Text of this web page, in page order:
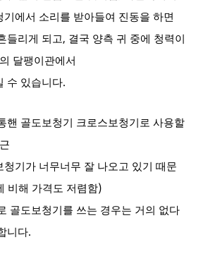
기에서 소리를 받아들여 진동을 하면
들리게 되고, 결국 양측 귀 중에 청력이
달팽이관에서
수 있습니다.
핸 골도보청기 크로스보청기로 사용할
청기가 너무너무 잘 나오고 있기 때문
비해 가격도 저렴함)
골도보청기를 쓰는 경우는 거의 없다
니다.